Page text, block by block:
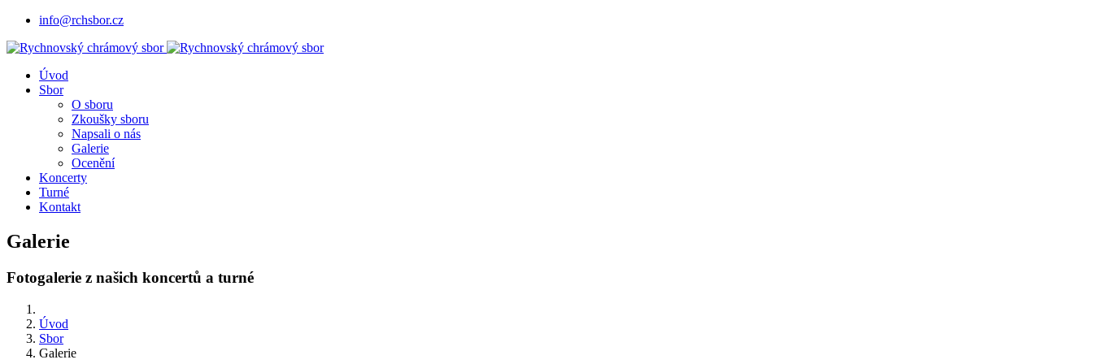
info@rchsbor.cz
Úvod
Sbor
O sboru
Zkoušky sboru
Napsali o nás
Galerie
Ocenění
Koncerty
Turné
Kontakt
Galerie
Fotogalerie z našich koncertů a turné
Úvod
Sbor
Galerie